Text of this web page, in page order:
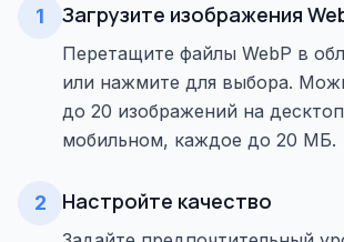
1 Загрузите изображения
Перетащите файлы WebP в
или нажмите для выбора.
до 20 изображений на
мобильном, каждое до 20 МБ.
2 Настройте качество